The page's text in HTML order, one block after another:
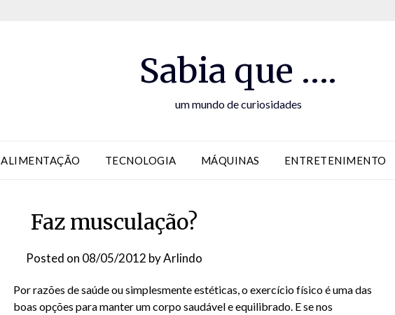
Sabia que ….
um mundo de curiosidades
ALIMENTAÇÃO TECNOLOGIA MÁQUINAS ENTRETENIMENTO
Faz musculação?
Posted on 08/05/2012 byArlindo
Por razões de saúde ou simplesmente estéticas, o exercício físico é uma das
boas opções para manter um corpo saudável e equilibrado. E se nos